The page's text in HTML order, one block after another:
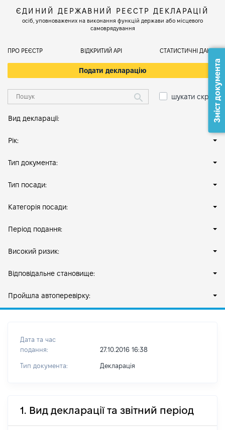
ЄДИНИЙ ДЕРЖАВНИЙ РЕЄСТР ДЕКЛАРАЦІЙ
осіб, уповноважених на виконання функцій держави або місцевого
самоврядування
ПРО РЕЄСТР ВІДКРИТИЙ АРІ СТАТИСТИЧНІ ДАНІ
Подати декларацію
шукати скрізь
Вид декларації:
Рік:
Тип документа:
Тип посади:
Категорія посади:
Період подання:
Високий ризик:
Відповідальне становище:
Пройшла автоперевірку:
Дата та час
подання:
27.10.2016 16:38
Тип документа: Декларація
1. Вид декларації та звітний період
Зміст документа